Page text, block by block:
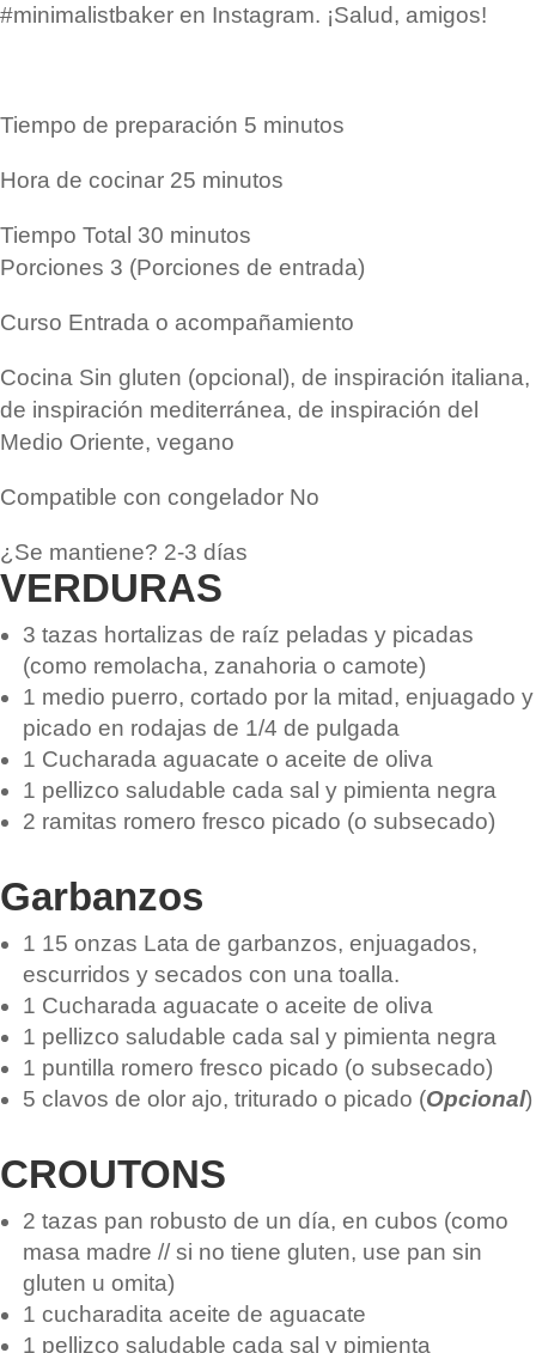
#minimalistbaker en Instagram. ¡Salud, amigos!
Tiempo de preparación 5 minutos
Hora de cocinar 25 minutos
Tiempo Total 30 minutos
Porciones 3 (Porciones de entrada)
Curso Entrada o acompañamiento
Cocina Sin gluten (opcional), de inspiración italiana,
de inspiración mediterránea, de inspiración del
Medio Oriente, vegano
Compatible con congelador No
¿Se mantiene? 2-3 días
VERDURAS
3 tazas hortalizas de raíz peladas y picadas
(como remolacha, zanahoria o camote)
1 medio puerro, cortado por la mitad, enjuagado y
picado en rodajas de 1/4 de pulgada
1 Cucharada aguacate o aceite de oliva
1 pellizco saludable cada sal y pimienta negra
2 ramitas romero fresco picado (o subsecado)
Garbanzos
1 15 onzas Lata de garbanzos, enjuagados,
escurridos y secados con una toalla.
1 Cucharada aguacate o aceite de oliva
1 pellizco saludable cada sal y pimienta negra
1 puntilla romero fresco picado (o subsecado)
5 clavos de olor ajo, triturado o picado (Opcional)
CROUTONS
2 tazas pan robusto de un día, en cubos (como
masa madre // si no tiene gluten, use pan sin
gluten u omita)
1 cucharadita aceite de aguacate
1 pellizco saludable cada sal y pimienta